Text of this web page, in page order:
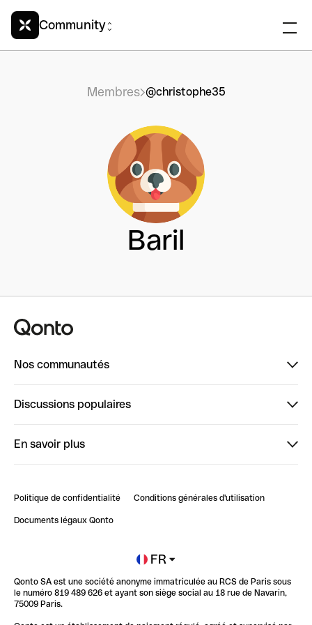
Community
Membres @christophe35
Baril
Nos communautés
ClubQonto
Discussions populaires
Impact de l'IA sur les carrières/productivité
En savoir plus
Blog
Newsroom
Glossaire finance
Politique de confidentialité Conditions générales d'utilisation
Documents légaux Qonto
FR
Qonto SA est une société anonyme immatriculée au RCS de Paris sous
le numéro 819 489 626 et ayant son siège social au 18 rue de Navarin,
75009 Paris.